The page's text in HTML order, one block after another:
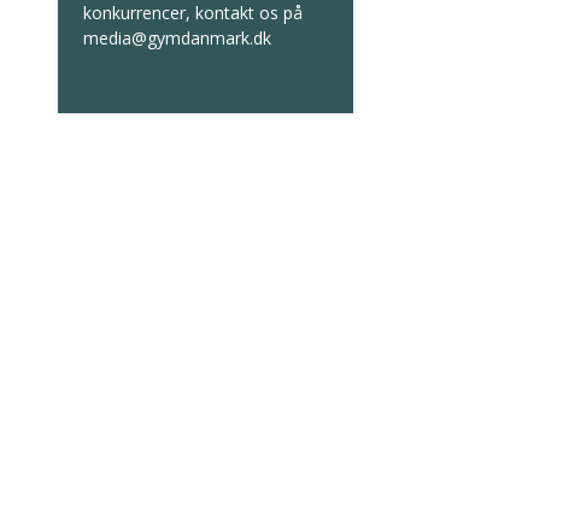
konkurrencer, kontakt os på
media@gymdanmark.dk